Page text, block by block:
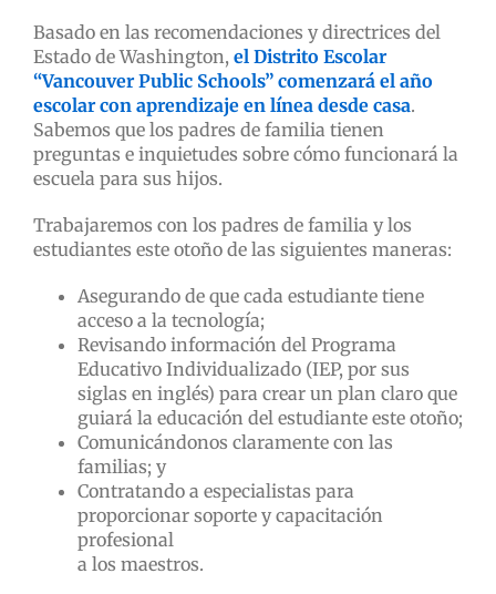
Basado en las recomendaciones y directrices del
Estado de Washington, el Distrito Escolar
“Vancouver Public Schools” comenzará el año
escolar con aprendizaje en línea desde casa.
Sabemos que los padres de familia tienen
preguntas e inquietudes sobre cómo funcionará la
escuela para sus hijos.
Trabajaremos con los padres de familia y los
estudiantes este otoño de las siguientes maneras:
Asegurando de que cada estudiante tiene
acceso a la tecnología;
Revisando información del Programa
Educativo Individualizado (IEP, por sus
siglas en inglés) para crear un plan claro que
guiará la educación del estudiante este otoño;
Comunicándonos claramente con las
familias; y
Contratando a especialistas para
proporcionar soporte y capacitación
profesional
a los maestros.